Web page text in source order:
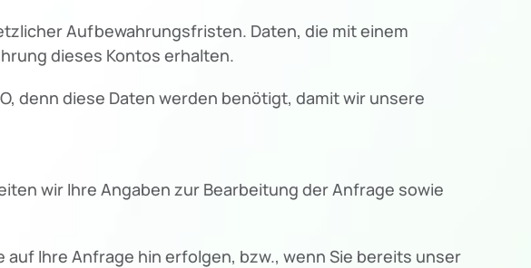
Aufbewahrungsfristen. Daten, die mit einem
dieses Kontos erhalten.
denn diese Daten werden benötigt, damit wir unsere
wir Ihre Angaben zur Bearbeitung der Anfrage sowie
Ihre Anfrage hin erfolgen, bzw., wenn Sie bereits unser